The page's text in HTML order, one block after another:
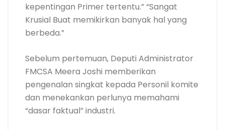
kepentingan Primer tertentu.” “Sangat
Krusial Buat memikirkan banyak hal yang
berbeda.”
Sebelum pertemuan, Deputi Administrator
FMCSA Meera Joshi memberikan
pengenalan singkat kepada Personil komite
dan menekankan perlunya memahami
“dasar faktual” industri.